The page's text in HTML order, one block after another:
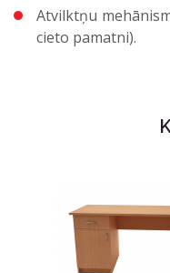
Atvilktņu
cieto pamatni).